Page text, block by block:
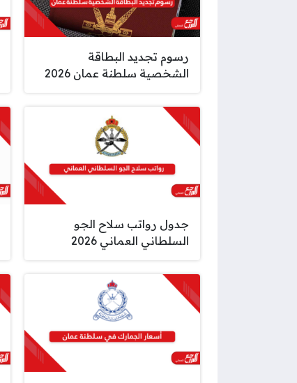
رسوم تجديد البطاقة
الشخصية سلطنة عمان 2026
جدول رواتب سلاح الجو
السلطاني العماني 2026